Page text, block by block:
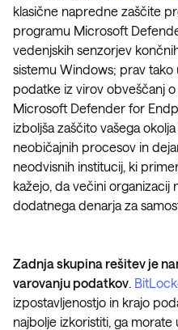
klasične napredne zaščite
programu Microsoft
vedenjskih senzorjev
sistemu Windows; prav
podatke iz virov obveščanj
Microsoft Defender for
izboljša zaščito vašega
neobičajnih procesov in
neodvisnih institucij, ki
kažejo, da večini organizacij
dodatnega denarja za
Zadnja skupina rešitev je
varovanju podatkov.
izpostavljenostjo in krajo
najbolje izkoristiti, ga